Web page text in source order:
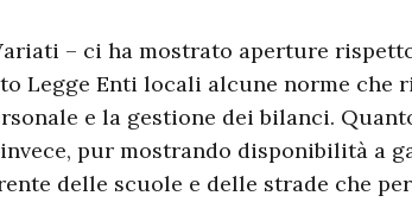
– ci ha mostrato aperture
Legge Enti locali alcune norme che
e la gestione dei bilanci.
pur mostrando disponibilità a
delle scuole e delle strade che